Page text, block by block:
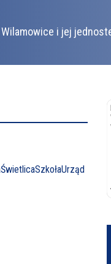
i jej
ŚwietlicaSzkołaUrząd